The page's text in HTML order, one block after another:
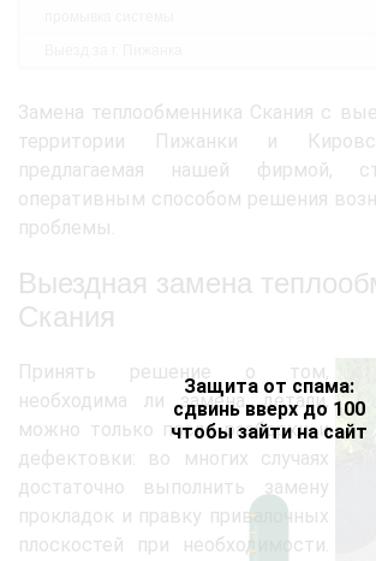
Защита от спама:
сдвинь вверх до 100
чтобы зайти на сайт
Замена теплообменника Скания с
территории Пижанки и
предлагаемая нашей фирмой,
оперативным способом решения
проблемы.
Выездная замена
Скания
Принять решение о том,
необходима ли замена детали,
можно только после разборки и
дефектовки: во многих случаях
достаточно выполнить замену
прокладок и правку привалочных
плоскостей при необходимости.